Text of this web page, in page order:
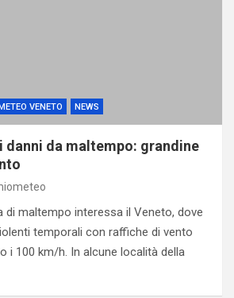
VENETO NEWS
danni da maltempo: grandine
di maltempo interessa il Veneto, dove
temporali con raffiche di vento
i 100 km/h. In alcune località della